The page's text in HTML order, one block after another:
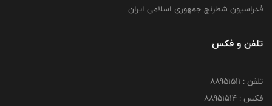
فدراسیون شطرنج جمهوری اسلامی ایران
تلفن و فکس
تلفن : 88951511
فکس : 88951514